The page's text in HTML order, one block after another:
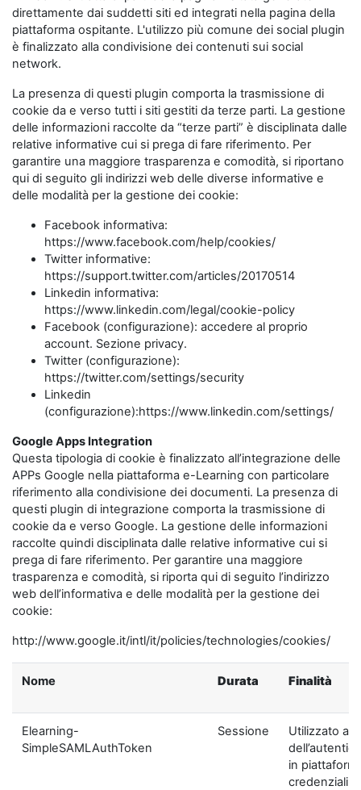
direttamente dai suddetti siti ed integrati nella pagina della
piattaforma ospitante. L'utilizzo più comune dei social plugin
è finalizzato alla condivisione dei contenuti sui social
network.
La presenza di questi plugin comporta la trasmissione di
cookie da e verso tutti i siti gestiti da terze parti. La gestione
delle informazioni raccolte da “terze parti” è disciplinata dalle
relative informative cui si prega di fare riferimento. Per
garantire una maggiore trasparenza e comodità, si riportano
qui di seguito gli indirizzi web delle diverse informative e
delle modalità per la gestione dei cookie:
Facebook informativa:
https://www.facebook.com/help/cookies/
Twitter informative:
https://support.twitter.com/articles/20170514
Linkedin informativa:
https://www.linkedin.com/legal/cookie-policy
Facebook (configurazione): accedere al proprio
account. Sezione privacy.
Twitter (configurazione):
https://twitter.com/settings/security
Linkedin
(configurazione):https://www.linkedin.com/settings/
Google Apps Integration
Questa tipologia di cookie è finalizzato all’integrazione delle
APPs Google nella piattaforma e-Learning con particolare
riferimento alla condivisione dei documenti. La presenza di
questi plugin di integrazione comporta la trasmissione di
cookie da e verso Google. La gestione delle informazioni
raccolte quindi disciplinata dalle relative informative cui si
prega di fare riferimento. Per garantire una maggiore
trasparenza e comodità, si riporta qui di seguito l’indirizzo
web dell’informativa e delle modalità per la gestione dei
cookie:
http://www.google.it/intl/it/policies/technologies/cookies/
Nome Durata Finalità
Elearning-
SimpleSAMLAuthToken
Sessione
Utilizzato ai
in
credenziali di